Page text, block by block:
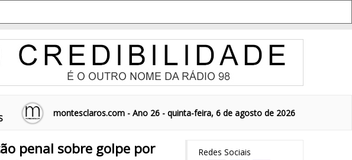
montesclaros.com - Ano 26 - quinta-feira, 6 de agosto de 2026
Redes Sociais
penal sobre golpe por